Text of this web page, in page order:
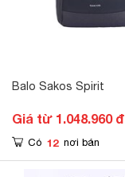
Balo Sakos Spirit
Giá từ 1.048.960 đ
Có 12 nơi bán